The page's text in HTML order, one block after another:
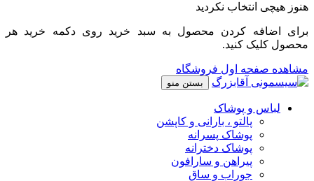
هنوز هیچی انتخاب نکردید
برای اضافه کردن محصول به سبد خرید روی دکمه خرید هر
محصول کلیک کنید.
مشاهده صفحه اول فروشگاه
بستن منو
لباس و پوشاک
پالتو ، بارانی و کاپشن
پوشاک پسرانه
پوشاک دخترانه
پیراهن و سارافون
جوراب و ساق